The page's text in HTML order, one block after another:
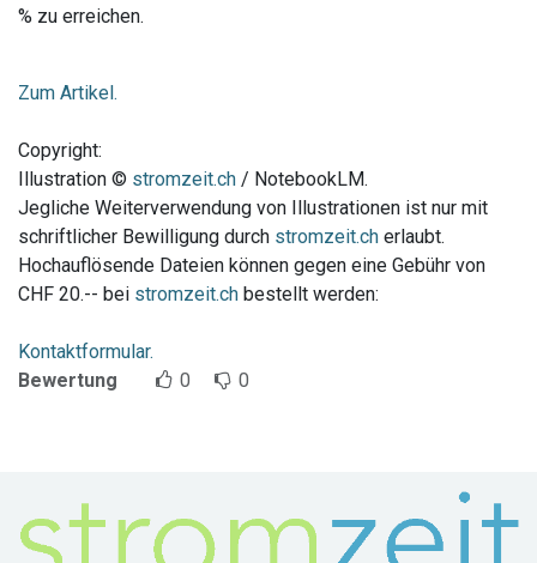
% zu erreichen.
Zum Artikel.
Copyright:
Illustration © stromzeit.ch / NotebookLM.
Jegliche Weiterverwendung von Illustrationen ist nur mit
schriftlicher Bewilligung durch stromzeit.ch erlaubt.
Hochauflösende Dateien können gegen eine Gebühr von
CHF 20.-- bei stromzeit.ch bestellt werden:
Kontaktformular.
Bewertung
0 0